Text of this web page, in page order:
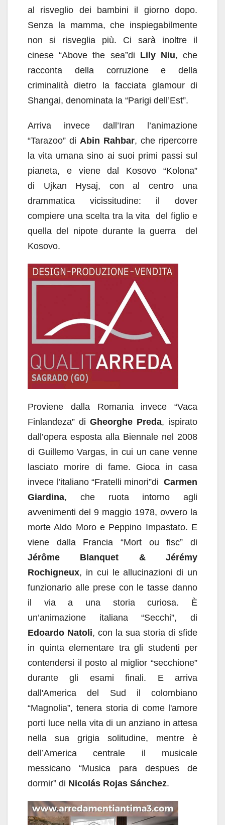
al risveglio dei bambini il giorno dopo.
Senza la mamma, che inspiegabilmente
non si risveglia più. Ci sarà inoltre il
cinese “Above the sea”di Lily Niu, che
racconta della corruzione e della
criminalità dietro la facciata glamour di
Shangai, denominata la “Parigi dell’Est”.
Arriva invece dall’Iran l’animazione
“Tarazoo” di Abin Rahbar, che ripercorre
la vita umana sino ai suoi primi passi sul
pianeta, e viene dal Kosovo “Kolona”
di Ujkan Hysaj, con al centro una
drammatica vicissitudine: il dover
compiere una scelta tra la vita del figlio e
quella del nipote durante la guerra del
Kosovo.
Proviene dalla Romania invece “Vaca
Finlandeza” di Gheorghe Preda, ispirato
dall’opera esposta alla Biennale nel 2008
di Guillemo Vargas, in cui un cane venne
lasciato morire di fame. Gioca in casa
invece l’italiano “Fratelli minori”di Carmen
Giardina, che ruota intorno agli
avvenimenti del 9 maggio 1978, ovvero la
morte Aldo Moro e Peppino Impastato. E
viene dalla Francia “Mort ou fisc” di
Jérôme Blanquet & Jérémy
Rochigneux, in cui le allucinazioni di un
funzionario alle prese con le tasse danno
il via a una storia curiosa. È
un’animazione italiana “Secchi”, di
Edoardo Natoli, con la sua storia di sfide
in quinta elementare tra gli studenti per
contendersi il posto al miglior “secchione”
durante gli esami finali. E arriva
dall'America del Sud il colombiano
“Magnolia”, tenera storia di come l'amore
porti luce nella vita di un anziano in attesa
nella sua grigia solitudine, mentre è
dell’America centrale il musicale
messicano “Musica para despues de
dormir” di Nicolás Rojas Sánchez.